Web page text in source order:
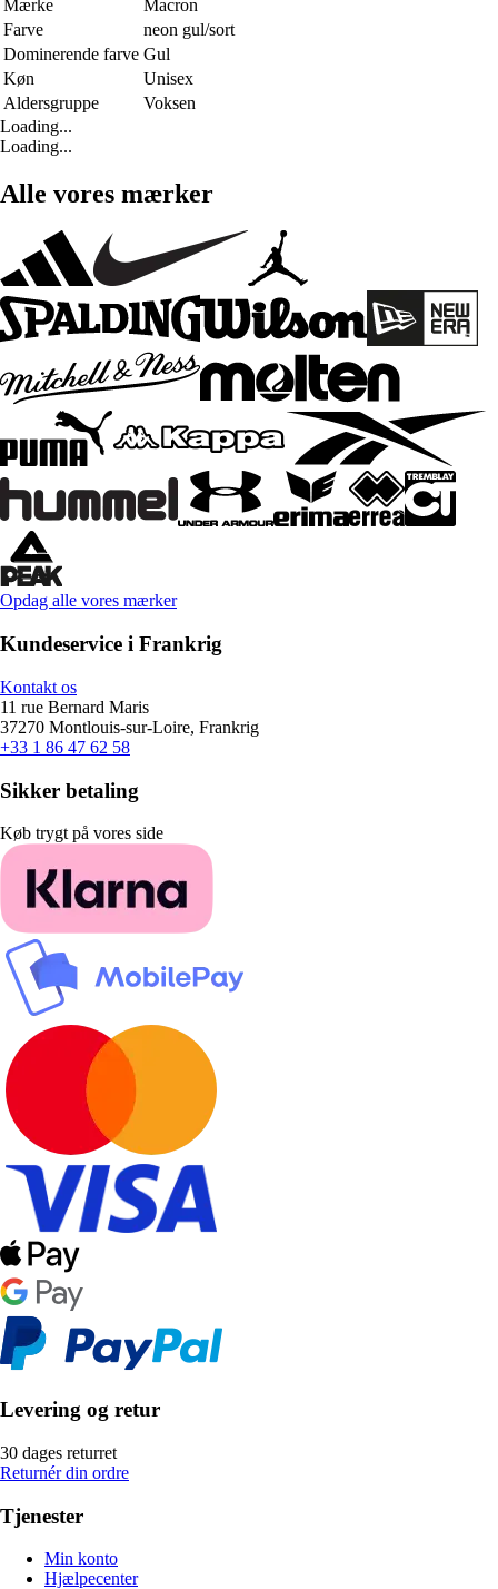
Mærke
Macron
Farve
neon gul/sort
Dominerende farve Gul
Køn
Unisex
Aldersgruppe
Voksen
Loading...
Loading...
Alle vores mærker
Opdag alle vores mærker
Kundeservice i Frankrig
Kontakt os
11 rue Bernard Maris
37270 Montlouis-sur-Loire, Frankrig
+33 1 86 47 62 58
Sikker betaling
Køb trygt på vores side
Levering og retur
30 dages returret
Returnér din ordre
Tjenester
Min konto
Hjælpecenter